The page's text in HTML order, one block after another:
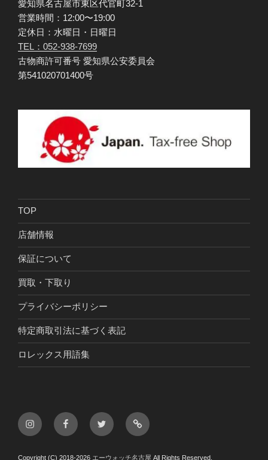
愛知県名古屋市東区代官町32-1
営業時間：12:00〜19:00
定休日：水曜日・日曜日
TEL：052-938-7699
古物商許可番号 愛知県公安委員会
第541020701400号
TOP
店舗情報
保証について
買取・下取り
プライバシーポリシー
特定商取引法に基づく表記
ロレックス用語集
InstagramFacebookTwitter LINE
Copyright (C) 2018-2026 エーウォッチ名古屋 All Rights Reserved.